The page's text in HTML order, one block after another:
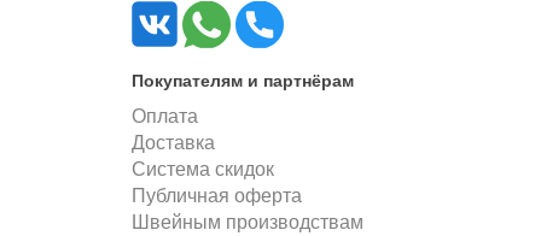
Покупателям и партнёрам
Оплата
Доставка
Система скидок
Публичная оферта
Швейным производствам